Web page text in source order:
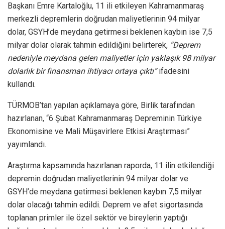
Başkanı Emre Kartaloğlu, 11 ili etkileyen Kahramanmaraş
merkezli depremlerin doğrudan maliyetlerinin 94 milyar
dolar, GSYH’de meydana getirmesi beklenen kaybın ise 7,5
milyar dolar olarak tahmin edildiğini belirterek, “Deprem
nedeniyle meydana gelen maliyetler için yaklaşık 98 milyar
dolarlık bir finansman ihtiyacı ortaya çıktı”ifadesini
kullandı.
TÜRMOB’tan yapılan açıklamaya göre, Birlik tarafından
hazırlanan, “6 Şubat Kahramanmaraş Depreminin Türkiye
Ekonomisine ve Mali Müşavirlere Etkisi Araştırması”
yayımlandı.
Araştırma kapsamında hazırlanan raporda, 11 ilin etkilendiği
depremin doğrudan maliyetlerinin 94 milyar dolar ve
GSYH’de meydana getirmesi beklenen kaybın 7,5 milyar
dolar olacağı tahmin edildi. Deprem ve afet sigortasında
toplanan primler ile özel sektör ve bireylerin yaptığı